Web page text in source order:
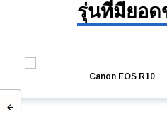
รุ่นที่มียอด
Canon EOS R10